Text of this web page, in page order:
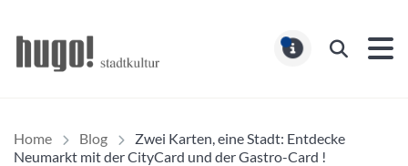
Suchen
Home Blog
Zwei Karten, eine Stadt: Entdecke
Neumarkt mit der CityCard und der Gastro-Card !